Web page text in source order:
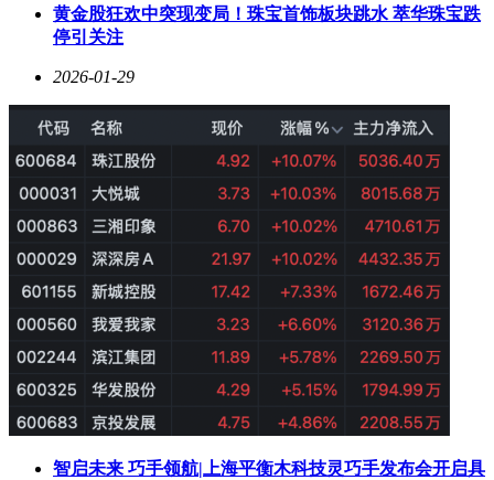
黄金股狂欢中突现变局！珠宝首饰板块跳水 萃华珠宝跌
停引关注
2026-01-29
智启未来 巧手领航|上海平衡木科技灵巧手发布会开启具